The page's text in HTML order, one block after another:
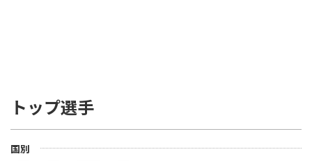
レードの厚さで 85% は天然木材でなくてはならな
い とすると、接着層の厚さは ３枚合板で 15 / 2 ＝
7.5% 以下 ５枚合板で 15 / 4 ＝ 3.75% 以下 ７枚合
トップ選手
国別